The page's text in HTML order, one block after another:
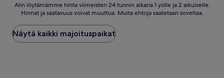
Alin
löytämämme
hinta
viimeisten
24
Alin löytämämme hinta viimeisten 24 tunnin aikana 1 yölle ja 2 aikuiselle.
Hinnat ja saatavuus voivat muuttua. Muita ehtoja saatetaan soveltaa.
Näytä kaikki majoituspaikat